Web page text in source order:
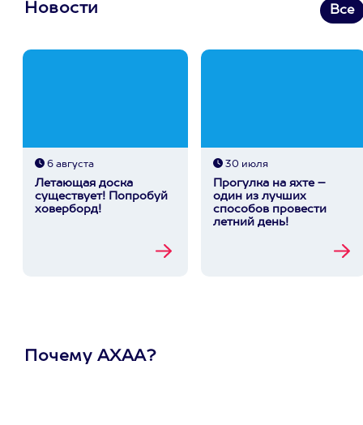
Новости Все
6 августа
Летающая доска
существует! Попробуй
ховерборд!
30 июля
Прогулка на яхте –
один из лучших
способов провести
летний день!
Почему АХАА?